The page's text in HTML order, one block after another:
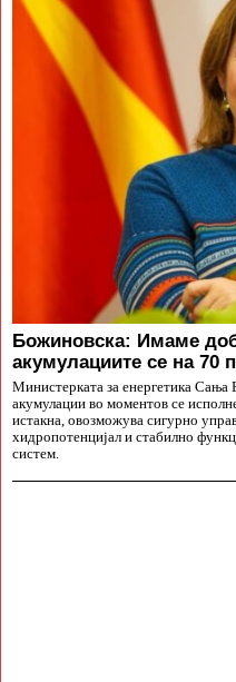
Божиновска: Имаме
акумулациите се на 70
Министерката за енергетика
акумулации во моментов се
истакна, овозможува сигурно
хидропотенцијал и стабилно
систем.